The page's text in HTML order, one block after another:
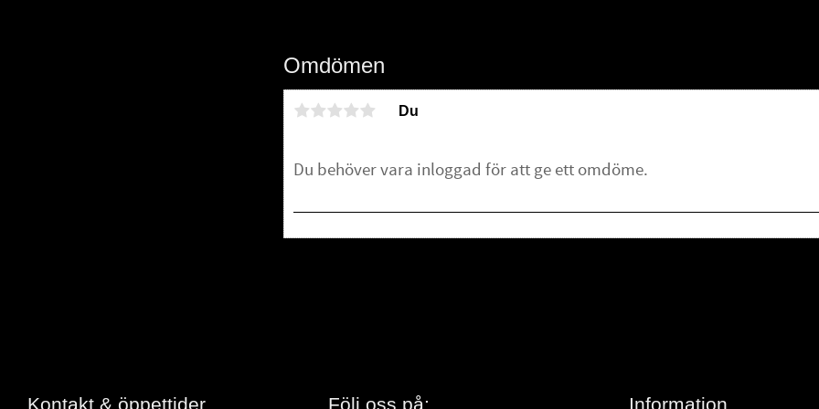
Omdömen
Du
Kontakt & öppettider Följ oss på: Information